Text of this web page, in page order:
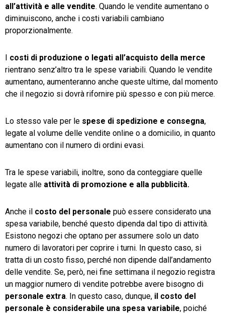
all’attività e alle vendite. Quando le vendite aumentano o
diminuiscono, anche i costi variabili cambiano
proporzionalmente.
costi di produzione o legati all’acquisto della merce
rientrano senz’altro tra le spese variabili. Quando le vendite
aumentano, aumenteranno anche queste ultime, dal momento
che il negozio si dovrà rifornire più spesso e con più merce.
Lo stesso vale per le spese di spedizione e consegna,
legate al volume delle vendite online o a domicilio, in quanto
aumentano con il numero di ordini evasi.
Tra le spese variabili, inoltre, sono da conteggiare quelle
legate alle attività di promozione e alla pubblicità.
Anche il costo del personale può essere considerato una
spesa variabile, benché questo dipenda dal tipo di attività.
Esistono negozi che optano per assumere solo un dato
numero di lavoratori per coprire i turni. In questo caso, si
tratta di un costo fisso, perché non dipende dall’andamento
delle vendite. Se, però, nei fine settimana il negozio registra
un maggior numero di vendite potrebbe avere bisogno di
personale extra. In questo caso, dunque, il costo del
personale è considerabile una spesa variabile, poiché